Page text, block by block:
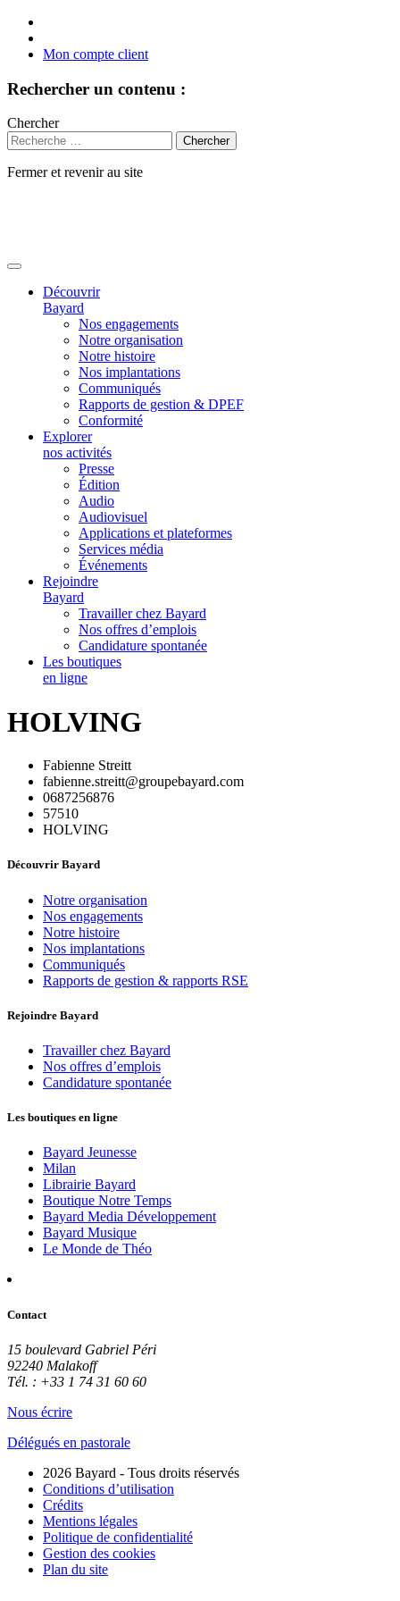
Mon compte client
Rechercher un contenu :
Chercher
Fermer et revenir au site
Découvrir
Bayard
Nos engagements
Notre organisation
Notre histoire
Nos implantations
Communiqués
Rapports de gestion & DPEF
Conformité
Explorer
nos activités
Presse
Édition
Audio
Audiovisuel
Applications et plateformes
Services média
Événements
Rejoindre
Bayard
Travailler chez Bayard
Nos offres d’emplois
Candidature spontanée
Les boutiques
en ligne
HOLVING
Fabienne Streitt
fabienne.streitt@groupebayard.com
0687256876
57510
HOLVING
Découvrir Bayard
Notre organisation
Nos engagements
Notre histoire
Nos implantations
Communiqués
Rapports de gestion & rapports RSE
Rejoindre Bayard
Travailler chez Bayard
Nos offres d’emplois
Candidature spontanée
Les boutiques en ligne
Bayard Jeunesse
Milan
Librairie Bayard
Boutique Notre Temps
Bayard Media Développement
Bayard Musique
Le Monde de Théo
Contact
15 boulevard Gabriel Péri
92240 Malakoff
Tél. : +33 1 74 31 60 60
Nous écrire
Délégués en pastorale
2026 Bayard - Tous droits réservés
Conditions d’utilisation
Crédits
Mentions légales
Politique de confidentialité
Gestion des cookies
Plan du site